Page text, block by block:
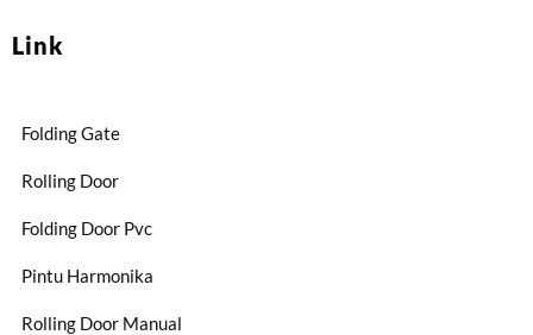
Link
Folding Gate
Rolling Door
Folding Door Pvc
Pintu Harmonika
Rolling Door Manual